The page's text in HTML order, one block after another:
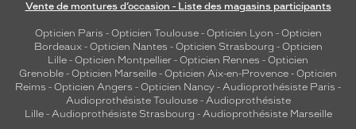
Vente de montures d’occasion - Liste des magasins participants
Opticien Paris - Opticien Toulouse- Opticien Lyon - Opticien
Bordeaux- Opticien Nantes - Opticien Strasbourg - Opticien
Lille - Opticien Montpellier - Opticien Rennes - Opticien
Grenoble - Opticien Marseille - Opticien Aix-en-Provence - Opticien
Reims - Opticien Angers - Opticien Nancy - Audioprothésiste Paris -
Audioprothésiste Toulouse- Audioprothésiste
Lille- Audioprothésiste Strasbourg - Audioprothésiste Marseille